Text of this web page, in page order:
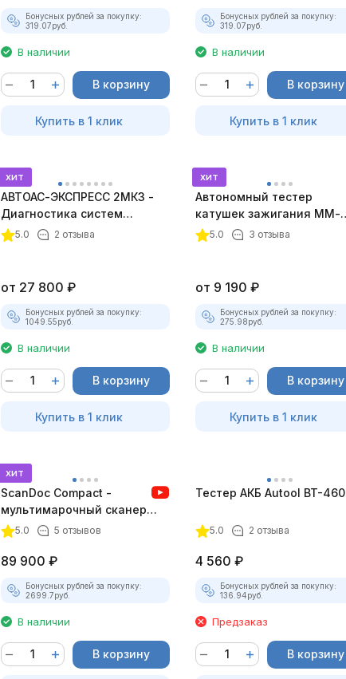
Бонусных рублей за покупку:
319.07руб.
В наличии
В корзину
Купить в 1 клик
Бонусных рублей за покупку:
319.07руб.
В наличии
В корзину
Купить в 1 клик
хит
АВТОАС-ЭКСПРЕСС 2МК3 -
Диагностика систем
зажигания
5.0 2 отзыва
от 27 800 ₽
Бонусных рублей за покупку:
1049.55руб.
В наличии
В корзину
Купить в 1 клик
хит
Автономный тестер
катушек зажигания ММ-
ТК-01 (v2) (полный
5.0 3 отзыва
от 9 190 ₽
Бонусных рублей за покупку:
275.98руб.
В наличии
В корзину
Купить в 1 клик
хит
ScanDoc Compact -
мультимарочный сканер
(Полный)
5.0 5 отзывов
89 900 ₽
Бонусных рублей за покупку:
2699.7руб.
В наличии
В корзину
Тестер АКБ Autool BT-460
5.0 2 отзыва
4 560 ₽
Бонусных рублей за покупку:
136.94руб.
Предзаказ
В корзину